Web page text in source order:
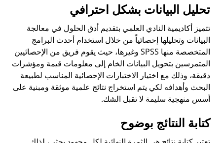
تحليل البيانات بشكل احترافي
تتميز أكاديمية النادي العلمي بتقديم أدق الحلول في معالجة
البيانات وتحليلها إحصائياً من خلال استخدام أحدث البرامج
المتخصصة منها SPSS وغيرها، حيث يقوم فريق من الإحصائيين
المتمرسين بتحويل البيانات الخام إلى معلومات قيمة ومؤشرات
دقيقة، وذلك مع اختيار الاختبارات الإحصائية المناسب لطبيعة
البحث وأهدافه لكي يتم استخراج نتائج علمية موثقة ومبنية على
أسس منهجية سليمة لا تقبل الشك.
كتابة النتائج بوضوح